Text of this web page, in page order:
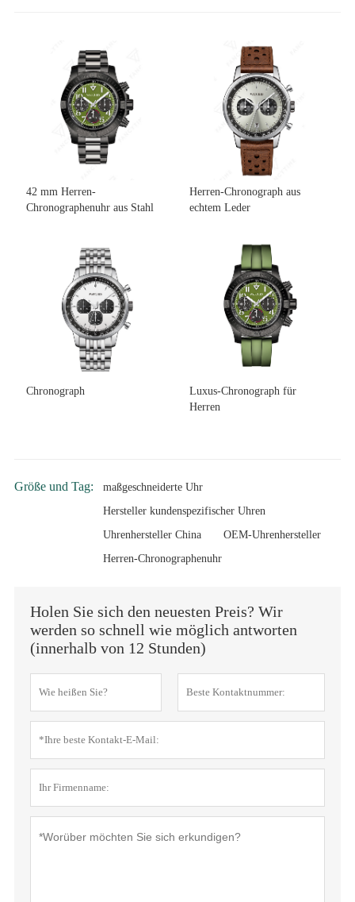
42 mm Herren-
Chronographenuhr aus Stahl
Herren-Chronograph aus
echtem Leder
Chronograph
Luxus-Chronograph für
Herren
Größe und Tag:
maßgeschneiderte Uhr
Hersteller kundenspezifischer Uhren
Uhrenhersteller China
OEM-Uhrenhersteller
Herren-Chronographenuhr
Holen Sie sich den neuesten Preis? Wir
werden so schnell wie möglich antworten
(innerhalb von 12 Stunden)